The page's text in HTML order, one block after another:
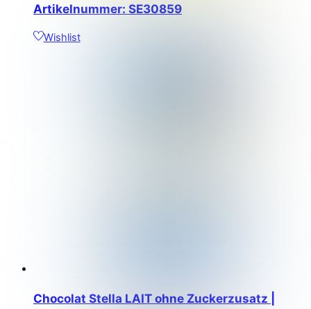
Artikelnummer: SE30859
Wishlist
Chocolat Stella LAIT ohne Zuckerzusatz |